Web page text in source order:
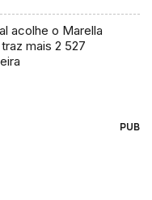
acolhe o Marella
mais 2 527
PUB